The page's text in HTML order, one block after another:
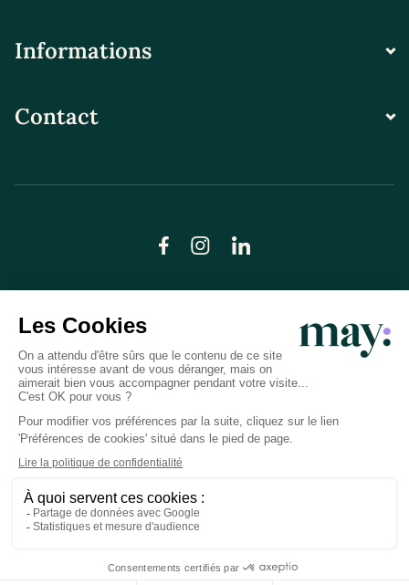
Informations
Contact
© LN CARE 2026
Politique de confidentialité
Conditions générales d’utilisation
Plan du site
Crédits photos